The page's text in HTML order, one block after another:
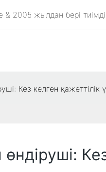
& 2005 жылдан бері
Кез келген
өндіруші: